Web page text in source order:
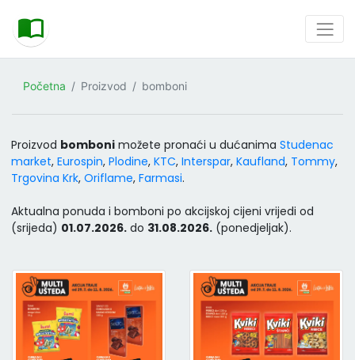
Početna Proizvod bomboni
Proizvod bomboni možete pronaći u dućanima Studenac
market, Eurospin, Plodine, KTC, Interspar, Kaufland, Tommy,
Trgovina Krk, Oriflame, Farmasi.
Aktualna ponuda i bomboni po akcijskoj cijeni vrijedi od
(srijeda) 01.07.2026. do 31.08.2026. (ponedjeljak).